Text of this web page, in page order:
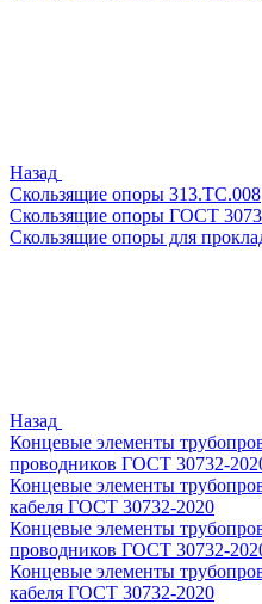
Назад
Скользящие опоры 313.ТС.008
Скользящие опоры ГОСТ
Скользящие опоры для
Назад
Концевые элементы
проводников ГОСТ 30732-
Концевые элементы
кабеля ГОСТ 30732-2020
Концевые элементы
проводников ГОСТ 30732-
Концевые элементы
кабеля ГОСТ 30732-2020